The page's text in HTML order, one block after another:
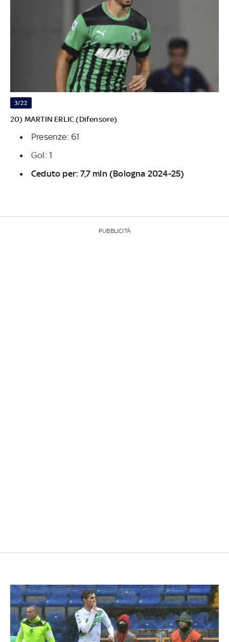
3/22
20) MARTIN ERLIC (Difensore)
Presenze: 61
Gol: 1
Ceduto per: 7,7 mln (Bologna 2024-25)
PUBBLICITÀ